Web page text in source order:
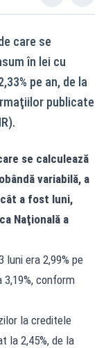
care se
în lei cu
pe an, de la
publicate
se calculează
variabilă, a
cât a fost luni,
Naţională a
luni era 2,99% pe
conform
la creditele
la 2,45%, de la